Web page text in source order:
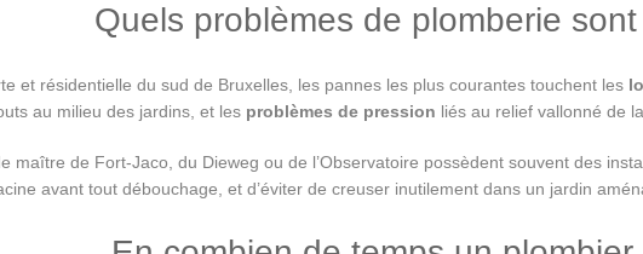
Quels problèmes de plomberie
et résidentielle du sud de Bruxelles, les pannes les plus courantes touchent les
au milieu des jardins, et les problèmes de pression liés au relief vallonné de
maître de Fort-Jaco, du Dieweg ou de l’Observatoire possèdent souvent des
avant tout débouchage, et d’éviter de creuser inutilement dans un jardin